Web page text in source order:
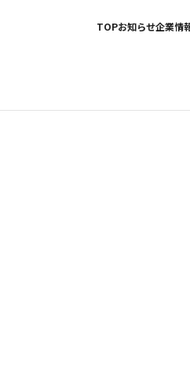
TOPお知らせ企業情